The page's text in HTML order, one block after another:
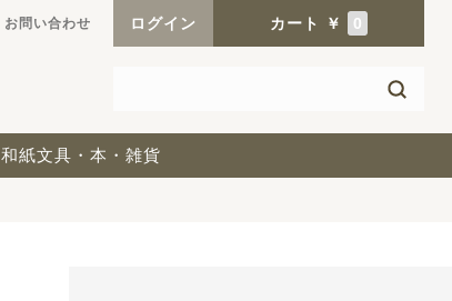
お問い合わせ ログイン カート ￥ 0
和紙文具・本・雑貨